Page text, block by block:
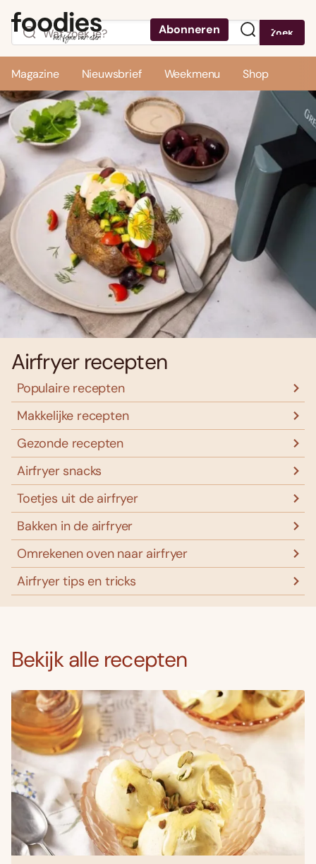
Abonneren Zoek
Magazine Nieuwsbrief Weekmenu Shop
Airfryer recepten
Populaire recepten
Makkelijke recepten
Gezonde recepten
Airfryer snacks
Toetjes uit de airfryer
Bakken in de airfryer
Omrekenen oven naar airfryer
Airfryer tips en tricks
Bekijk alle recepten